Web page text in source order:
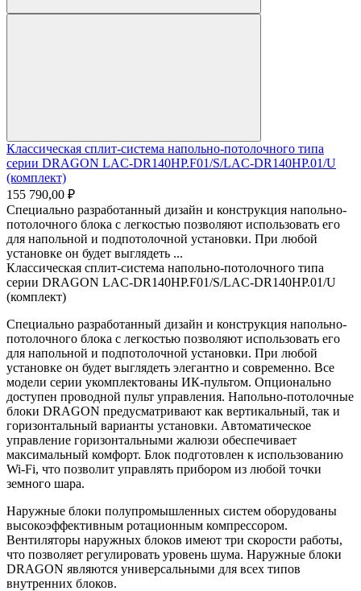
Классическая сплит-система напольно-потолочного типа
серии DRAGON LAC-DR140HP.F01/S/LAC-DR140HP.01/U
(комплект)
155 790,00 ₽
Специально разработанный дизайн и конструкция напольно-
потолочного блока с легкостью позволяют использовать его
для напольной и подпотолочной установки. При любой
установке он будет выглядеть ...
Классическая сплит-система напольно-потолочного типа
серии DRAGON LAC-DR140HP.F01/S/LAC-DR140HP.01/U
(комплект)
Специально разработанный дизайн и конструкция напольно-
потолочного блока с легкостью позволяют использовать его
для напольной и подпотолочной установки. При любой
установке он будет выглядеть элегантно и современно. Все
модели серии укомплектованы ИК-пультом. Опционально
доступен проводной пульт управления. Напольно-потолочные
блоки DRAGON предусматривают как вертикальный, так и
горизонтальный варианты установки. Автоматическое
управление горизонтальными жалюзи обеспечивает
максимальный комфорт. Блок подготовлен к использованию
Wi-Fi, что позволит управлять прибором из любой точки
земного шара.
Наружные блоки полупромышленных систем оборудованы
высокоэффективным ротационным компрессором.
Вентиляторы наружных блоков имеют три скорости работы,
что позволяет регулировать уровень шума. Наружные блоки
DRAGON являются универсальными для всех типов
внутренних блоков.